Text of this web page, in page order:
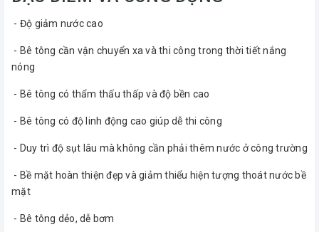
- Độ giảm nước cao
- Bê tông cần vận chuyển xa và thi công trong thời tiết nắng
nóng
- Bê tông có thẩm thấu thấp và độ bền cao
- Bê tông có độ linh động cao giúp dễ thi công
- Duy trì độ sụt lâu mà không cần phải thêm nước ở công trường
- Bề mặt hoàn thiện đẹp và giảm thiểu hiện tượng thoát nước bề
mặt
- Bê tông dẻo, dễ bơm